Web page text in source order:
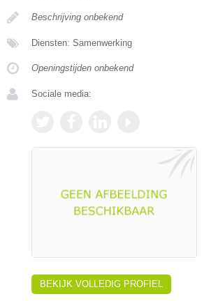
Beschrijving onbekend
Diensten: Samenwerking
Openingstijden onbekend
Sociale media:
BEKIJK VOLLEDIG PROFIEL